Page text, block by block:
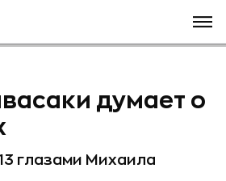
думает о
глазами Михаила